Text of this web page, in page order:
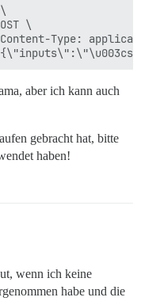
\
Type:
aber ich kann auch
gebracht hat, bitte
haben!
wenn ich keine
habe und die